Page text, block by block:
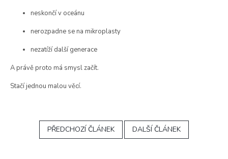
neskončí v oceánu
nerozpadne se na mikroplasty
nezatíží další generace
A právě proto má smysl začít.
Stačí jednou malou věcí.
PŘEDCHOZÍ ČLÁNEK DALŠÍ ČLÁNEK